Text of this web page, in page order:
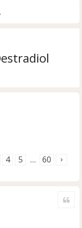
avancée
4 5 … 60